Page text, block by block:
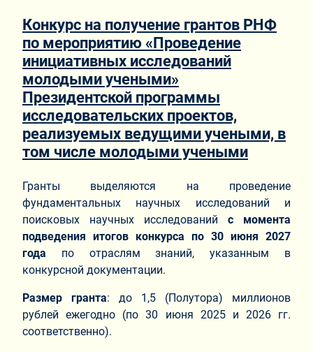
Конкурс на получение грантов РНФ
по мероприятию «Проведение
инициативных исследований
молодыми учеными»
Президентской программы
исследовательских проектов,
реализуемых ведущими учеными, в
том числе молодыми учеными
Гранты выделяются на проведение
фундаментальных научных исследований и
поисковых научных исследований с момента
подведения итогов конкурса по 30 июня 2027
года по отраслям знаний, указанным в
конкурсной документации.
Размер гранта: до 1,5 (Полутора) миллионов
рублей ежегодно (по 30 июня 2025 и 2026 гг.
соответственно).